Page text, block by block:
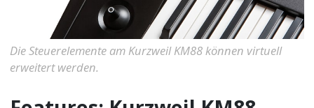
Die Steuerelemente am Kurzweil KM88 können virtuell
erweitert werden.